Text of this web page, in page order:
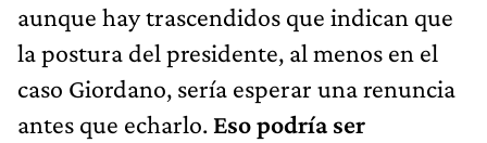
aunque hay trascendidos que indican que
la postura del presidente, al menos en el
caso Giordano, sería esperar una renuncia
antes que echarlo. Eso podría ser